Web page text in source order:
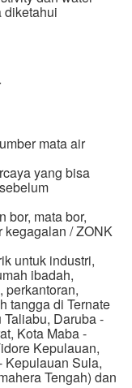
diketahui
mata air
yang bisa
bor, mata bor,
kegagalan / ZONK
untuk industri,
ibadah,
perkantoran,
tangga di Ternate
Daruba -
Kota Maba -
Kepulauan,
Kepulauan Sula,
Tengah) dan